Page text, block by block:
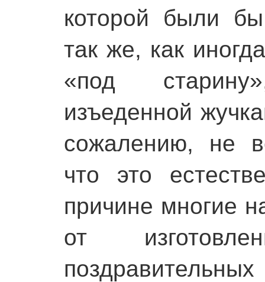
которой были
так же, как
«под
изъеденной
сожалению, не
что это
причине многие
от